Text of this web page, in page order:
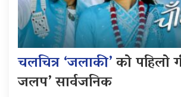
चलचित्र ‘जलाकी’को पहिलो
जलप’ सार्वजनिक